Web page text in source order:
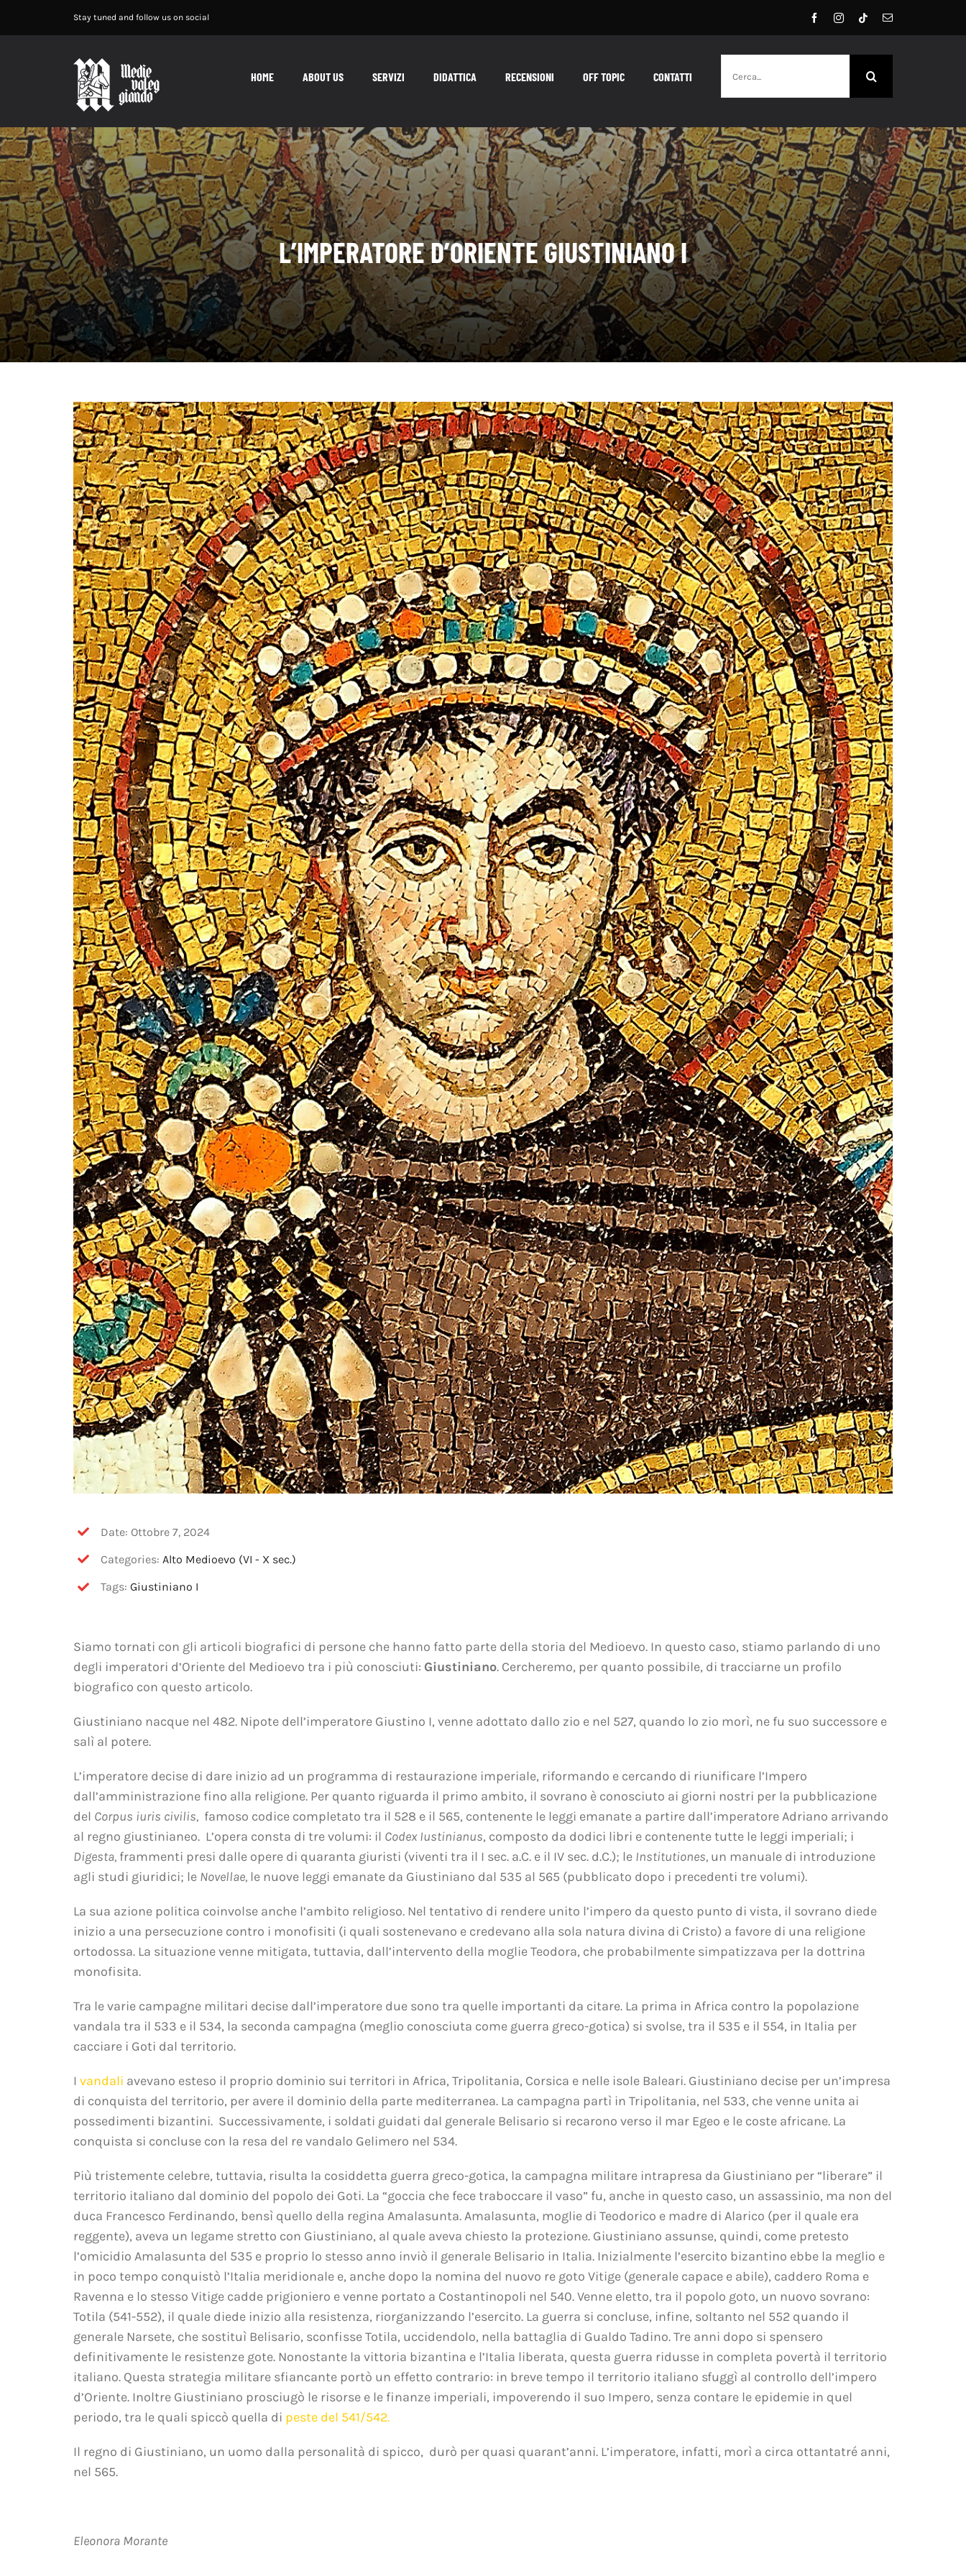
Stay tuned and follow us on social
HOME ABOUT US SERVIZI DIDATTICA RECENSIONI OFF TOPIC CONTATTI
per:
L’IMPERATORE D’ORIENTE GIUSTINIANO I
Date: Ottobre 7, 2024
Categories:Alto Medioevo (VI - X sec.)
Tags:Giustiniano I
Siamo tornati con gli articoli biografici di persone che hanno fatto parte della storia del Medioevo. In questo caso, stiamo parlando di uno
degli imperatori d’Oriente del Medioevo tra i più conosciuti: Giustiniano. Cercheremo, per quanto possibile, di tracciarne un profilo
biografico con questo articolo.
Giustiniano nacque nel 482. Nipote dell’imperatore Giustino I, venne adottato dallo zio e nel 527, quando lo zio morì, ne fu suo successore e
salì al potere.
L’imperatore decise di dare inizio ad un programma di restaurazione imperiale, riformando e cercando di riunificare l’Impero
dall’amministrazione fino alla religione. Per quanto riguarda il primo ambito, il sovrano è conosciuto ai giorni nostri per la pubblicazione
del Corpus iuris civilis, famoso codice completato tra il 528 e il 565, contenente le leggi emanate a partire dall’imperatore Adriano arrivando
al regno giustinianeo. L’opera consta di tre volumi: il Codex Iustinianus, composto da dodici libri e contenente tutte le leggi imperiali; i
Digesta, frammenti presi dalle opere di quaranta giuristi (viventi tra il I sec. a.C. e il IV sec. d.C.); le Institutiones, un manuale di introduzione
agli studi giuridici; le Novellae, le nuove leggi emanate da Giustiniano dal 535 al 565 (pubblicato dopo i precedenti tre volumi).
La sua azione politica coinvolse anche l’ambito religioso. Nel tentativo di rendere unito l’impero da questo punto di vista, il sovrano diede
inizio a una persecuzione contro i monofisiti (i quali sostenevano e credevano alla sola natura divina di Cristo) a favore di una religione
ortodossa. La situazione venne mitigata, tuttavia, dall’intervento della moglie Teodora, che probabilmente simpatizzava per la dottrina
monofisita.
Tra le varie campagne militari decise dall’imperatore due sono tra quelle importanti da citare. La prima in Africa contro la popolazione
vandala tra il 533 e il 534, la seconda campagna (meglio conosciuta come guerra greco-gotica) si svolse, tra il 535 e il 554, in Italia per
cacciare i Goti dal territorio.
I vandali avevano esteso il proprio dominio sui territori in Africa, Tripolitania, Corsica e nelle isole Baleari. Giustiniano decise per un’impresa
di conquista del territorio, per avere il dominio della parte mediterranea. La campagna partì in Tripolitania, nel 533, che venne unita ai
possedimenti bizantini. Successivamente, i soldati guidati dal generale Belisario si recarono verso il mar Egeo e le coste africane. La
conquista si concluse con la resa del re vandalo Gelimero nel 534.
Più tristemente celebre, tuttavia, risulta la cosiddetta guerra greco-gotica, la campagna militare intrapresa da Giustiniano per “liberare” il
territorio italiano dal dominio del popolo dei Goti. La “goccia che fece traboccare il vaso” fu, anche in questo caso, un assassinio, ma non del
duca Francesco Ferdinando, bensì quello della regina Amalasunta. Amalasunta, moglie di Teodorico e madre di Alarico (per il quale era
reggente), aveva un legame stretto con Giustiniano, al quale aveva chiesto la protezione. Giustiniano assunse, quindi, come pretesto
l’omicidio Amalasunta del 535 e proprio lo stesso anno inviò il generale Belisario in Italia. Inizialmente l’esercito bizantino ebbe la meglio e
in poco tempo conquistò l’Italia meridionale e, anche dopo la nomina del nuovo re goto Vitige (generale capace e abile), caddero Roma e
Ravenna e lo stesso Vitige cadde prigioniero e venne portato a Costantinopoli nel 540. Venne eletto, tra il popolo goto, un nuovo sovrano:
Totila (541-552), il quale diede inizio alla resistenza, riorganizzando l’esercito. La guerra si concluse, infine, soltanto nel 552 quando il
generale Narsete, che sostituì Belisario, sconfisse Totila, uccidendolo, nella battaglia di Gualdo Tadino. Tre anni dopo si spensero
definitivamente le resistenze gote. Nonostante la vittoria bizantina e l’Italia liberata, questa guerra ridusse in completa povertà il territorio
italiano. Questa strategia militare sfiancante portò un effetto contrario: in breve tempo il territorio italiano sfuggì al controllo dell’impero
d’Oriente. Inoltre Giustiniano prosciugò le risorse e le finanze imperiali, impoverendo il suo Impero, senza contare le epidemie in quel
periodo, tra le quali spiccò quella di peste del 541/542.
Il regno di Giustiniano, un uomo dalla personalità di spicco, durò per quasi quarant’anni. L’imperatore, infatti, morì a circa ottantatré anni,
nel 565.
Eleonora Morante